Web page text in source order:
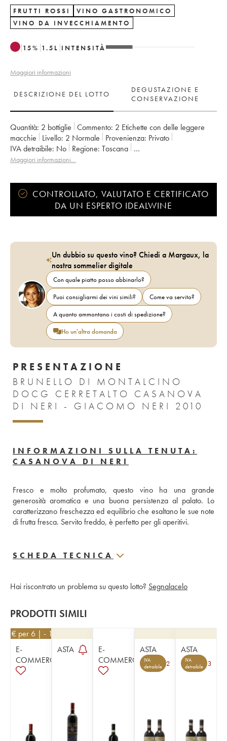
FRUTTI ROSSI
VINO GASTRONOMICO
VINO DA INVECCHIAMENTO
15% 1.5 L INTENSITÀ
Maggiori informazioni
DESCRIZIONE DEL LOTTO
DEGUSTAZIONE E
CONSERVAZIONE
Quantità: 2 bottiglie Commento: 2 Etichette con delle leggere
macchie
Livello: 2 Normale Provenienza:
privato
IVA detraibile:
no Regione: Toscana
Denominazione: Brunello di Montalcino DOCG
Maggiori informazioni…
CONTROLLATO, VALUTATO E CERTIFICATO
DA UN ESPERTO IDEALWINE
Un dubbio su questo vino? Chiedi a Margaux, la
nostra sommelier digitale
Con quale piatto posso abbinarlo?
Puoi consigliarmi dei vini simili?
Come va servito?
A quanto ammontano i costi di spedizione?
Ho un'altra domanda
PRESENTAZIONE
BRUNELLO DI MONTALCINO
DOCG CERRETALTO CASANOVA
DI NERI - GIACOMO NERI 2010
INFORMAZIONI SULLA TENUTA:
CASANOVA DI NERI
Fresco e molto profumato, questo vino ha una grande
generosità aromatica e una buona persistenza al palato. Lo
caratterizzano freschezza ed equilibrio che esaltano le sue note
di frutta fresca. Servito freddo, è perfetto per gli aperitivi.
SCHEDA TECNICA
Hai riscontrato un problema su questo lotto? Segnalacelo
PRODOTTI SIMILI
€ per 6 | - 10%
E-
COMMERCE
ASTA
E-
COMMERCE
ASTA
IVA
detraibile
2
ASTA
IVA
detraibile
3